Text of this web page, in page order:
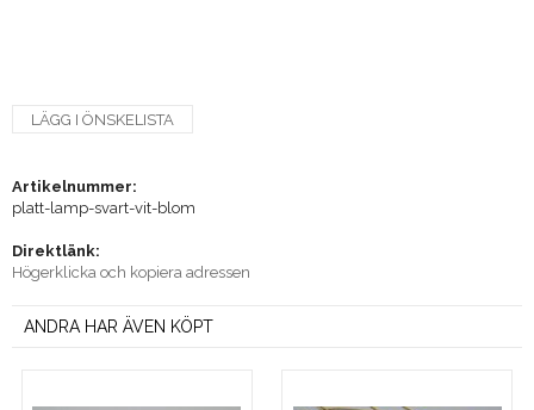
LÄGG I ÖNSKELISTA
Artikelnummer:
platt-lamp-svart-vit-blom
Direktlänk:
Högerklicka och kopiera adressen
ANDRA HAR ÄVEN KÖPT